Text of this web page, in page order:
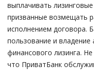
выплачивать
призванные возмещать
исполнением договора.
пользование и
финансового лизинга.
что ПриватБанк